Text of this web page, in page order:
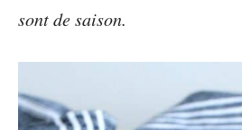
sont de saison.